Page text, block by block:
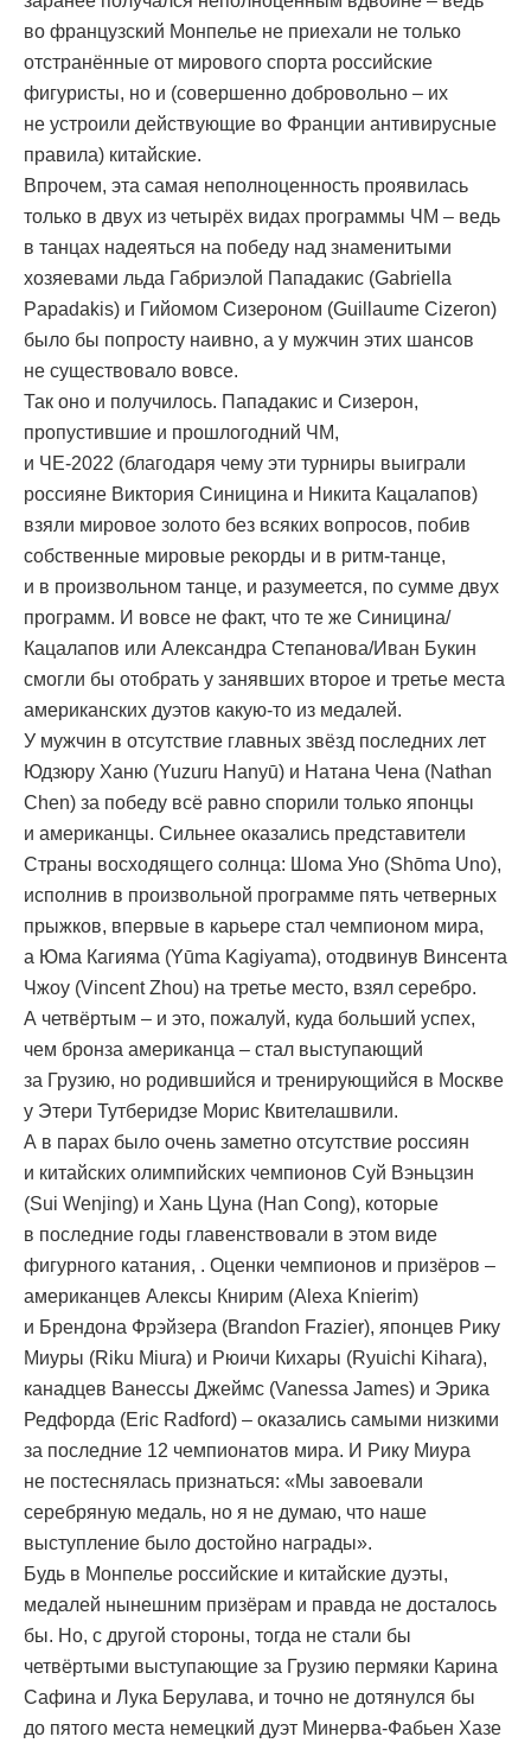
во французский Монпелье не приехали не только
отстранённые от мирового спорта российские
фигуристы, но и (совершенно добровольно – их
не устроили действующие во Франции антивирусные
правила) китайские.
Впрочем, эта самая неполноценность проявилась
только в двух из четырёх видах программы ЧМ – ведь
в танцах надеяться на победу над знаменитыми
хозяевами льда Габриэлой Пападакис (Gabriella
Papadakis) и Гийомом Сизероном (Guillaume Cizeron)
было бы попросту наивно, а у мужчин этих шансов
не существовало вовсе.
Так оно и получилось. Пападакис и Сизерон,
пропустившие и прошлогодний ЧМ,
и ЧЕ-2022 (благодаря чему эти турниры выиграли
россияне Виктория Синицина и Никита Кацалапов)
взяли мировое золото без всяких вопросов, побив
собственные мировые рекорды и в ритм-танце,
и в произвольном танце, и разумеется, по сумме двух
программ. И вовсе не факт, что те же Синицина/
Кацалапов или Александра Степанова/Иван Букин
смогли бы отобрать у занявших второе и третье места
американских дуэтов какую-то из медалей.
У мужчин в отсутствие главных звёзд последних лет
Юдзюру Ханю (Yuzuru Hanyū) и Натана Чена (Nathan
Chen) за победу всё равно спорили только японцы
и американцы. Сильнее оказались представители
Страны восходящего солнца: Шома Уно (Shōma Uno),
исполнив в произвольной программе пять четверных
прыжков, впервые в карьере стал чемпионом мира,
а Юма Кагияма (Yūma Kagiyama), отодвинув Винсента
Чжоу (Vincent Zhou) на третье место, взял серебро.
А четвёртым – и это, пожалуй, куда больший успех,
чем бронза американца – стал выступающий
за Грузию, но родившийся и тренирующийся в Москве
у Этери Тутберидзе Морис Квителашвили.
А в парах было очень заметно отсутствие россиян
и китайских олимпийских чемпионов Суй Вэньцзин
(Sui Wenjing) и Хань Цуна (Han Cong), которые
в последние годы главенствовали в этом виде
фигурного катания, . Оценки чемпионов и призёров –
американцев Алексы Книрим (Alexa Knierim)
и Брендона Фрэйзера (Brandon Frazier), японцев Рику
Миуры (Riku Miura) и Рюичи Кихары (Ryuichi Kihara),
канадцев Ванессы Джеймс (Vanessa James) и Эрика
Редфорда (Eric Radford) – оказались самыми низкими
за последние 12 чемпионатов мира. И Рику Миура
не постеснялась признаться: «Мы завоевали
серебряную медаль, но я не думаю, что наше
выступление было достойно награды».
Будь в Монпелье российские и китайские дуэты,
медалей нынешним призёрам и правда не досталось
бы. Но, с другой стороны, тогда не стали бы
четвёртыми выступающие за Грузию пермяки Карина
Сафина и Лука Берулава, и точно не дотянулся бы
до пятого места немецкий дуэт Минерва-Фабьен Хазе